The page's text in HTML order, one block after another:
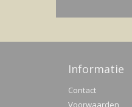
Informatie
Contact
Voorwaarden